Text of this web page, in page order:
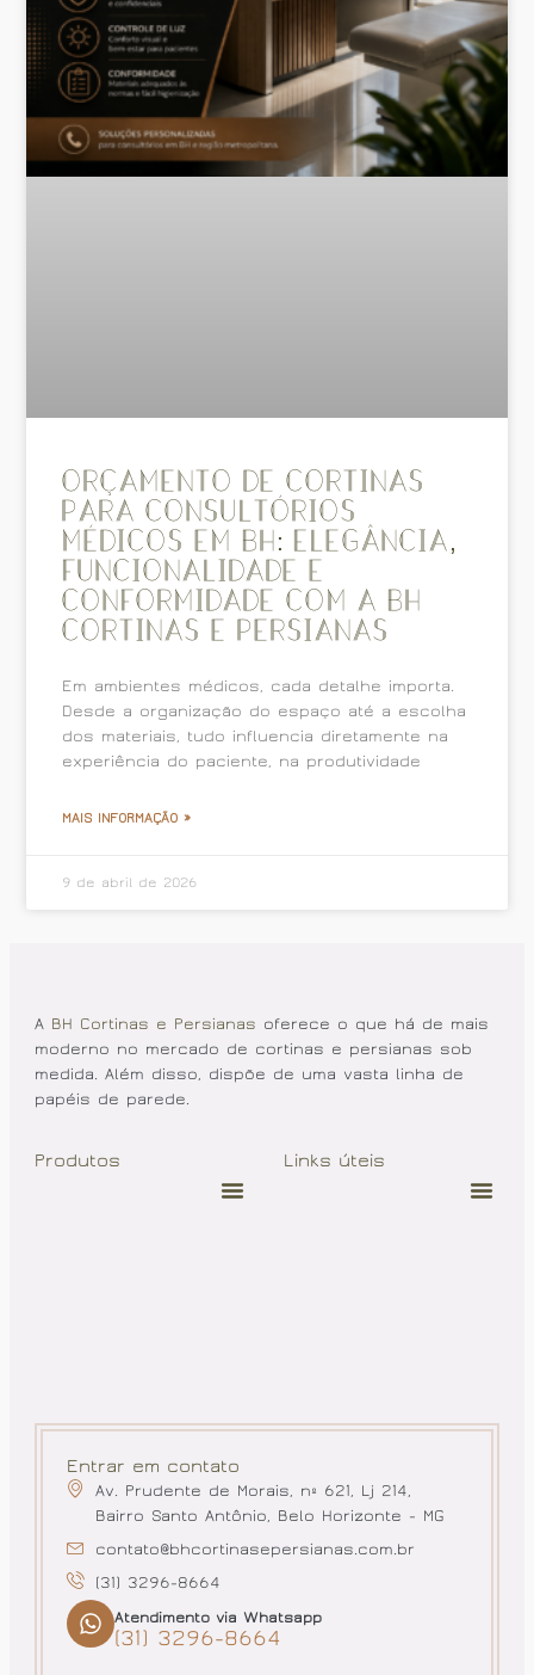
Orçamento de Cortinas
para Consultórios
Médicos em BH: Elegância,
Funcionalidade e
Conformidade com a BH
Cortinas e Persianas
Em ambientes médicos, cada detalhe importa.
Desde a organização do espaço até a escolha
dos materiais, tudo influencia diretamente na
experiência do paciente, na produtividade
MAIS INFORMAÇÃO »
9 de abril de 2026
A BH Cortinas e Persianas oferece o que há de mais
moderno no mercado de cortinas e persianas sob
medida. Além disso, dispõe de uma vasta linha de
papéis de parede.
Produtos Links úteis
Entrar em contato
Av. Prudente de Morais, nº 621, Lj 214,
Bairro Santo Antônio, Belo Horizonte - MG
contato@bhcortinasepersianas.com.br
(31) 3296-8664
Atendimento via Whatsapp
(31) 3296-8664